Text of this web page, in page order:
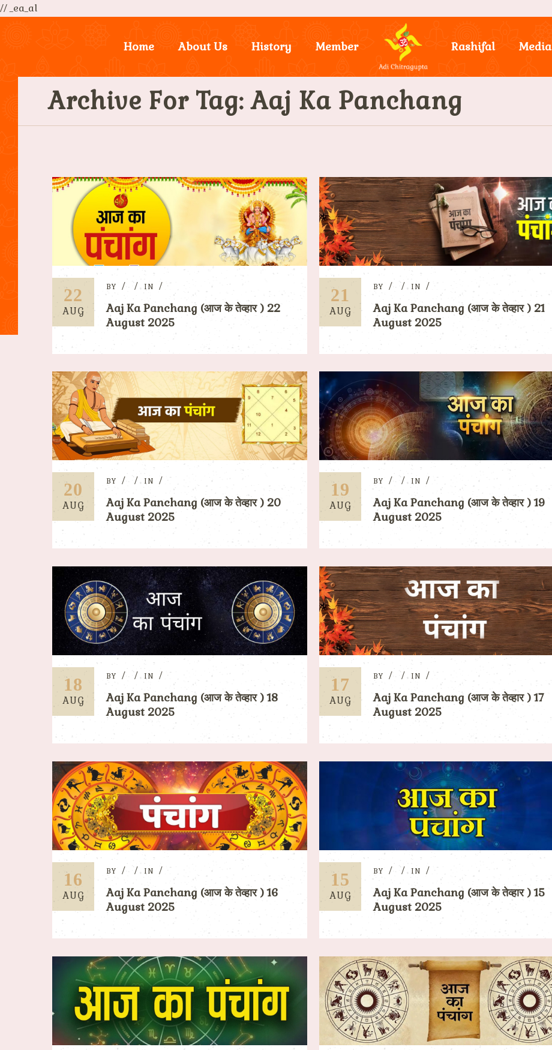
// _ea_al
Home About Us History Member Rashifal Media
Archive For Tag: Aaj Ka Panchang
22
AUG
BY IN
Aaj Ka Panchang (आज के तेव्हार ) 22
August 2025
21
AUG
BY IN
Aaj Ka Panchang (आज के तेव्हार ) 21
August 2025
20
AUG
BY IN
Aaj Ka Panchang (आज के तेव्हार ) 20
August 2025
19
AUG
BY IN
Aaj Ka Panchang (आज के तेव्हार ) 19
August 2025
18
AUG
BY IN
Aaj Ka Panchang (आज के तेव्हार ) 18
August 2025
17
AUG
BY IN
Aaj Ka Panchang (आज के तेव्हार ) 17
August 2025
16
AUG
BY IN
Aaj Ka Panchang (आज के तेव्हार ) 16
August 2025
15
AUG
BY IN
Aaj Ka Panchang (आज के तेव्हार ) 15
August 2025